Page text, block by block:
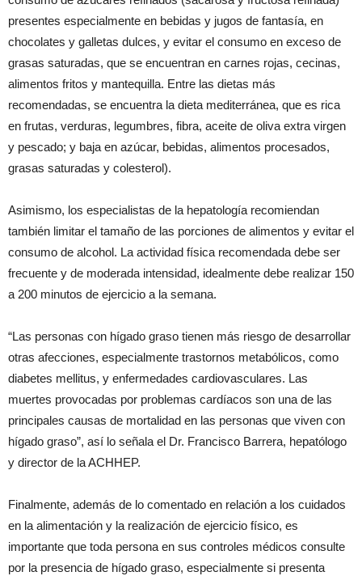
presentes especialmente en bebidas y jugos de fantasía, en
chocolates y galletas dulces, y evitar el consumo en exceso de
grasas saturadas, que se encuentran en carnes rojas, cecinas,
alimentos fritos y mantequilla. Entre las dietas más
recomendadas, se encuentra la dieta mediterránea, que es rica
en frutas, verduras, legumbres, fibra, aceite de oliva extra virgen
y pescado; y baja en azúcar, bebidas, alimentos procesados,
grasas saturadas y colesterol).
Asimismo, los especialistas de la hepatología recomiendan
también limitar el tamaño de las porciones de alimentos y evitar el
consumo de alcohol. La actividad física recomendada debe ser
frecuente y de moderada intensidad, idealmente debe realizar 150
a 200 minutos de ejercicio a la semana.
“Las personas con hígado graso tienen más riesgo de desarrollar
otras afecciones, especialmente trastornos metabólicos, como
diabetes mellitus, y enfermedades cardiovasculares. Las
muertes provocadas por problemas cardíacos son una de las
principales causas de mortalidad en las personas que viven con
hígado graso”, así lo señala el Dr. Francisco Barrera, hepatólogo
y director de la ACHHEP.
Finalmente, además de lo comentado en relación a los cuidados
en la alimentación y la realización de ejercicio físico, es
importante que toda persona en sus controles médicos consulte
por la presencia de hígado graso, especialmente si presenta